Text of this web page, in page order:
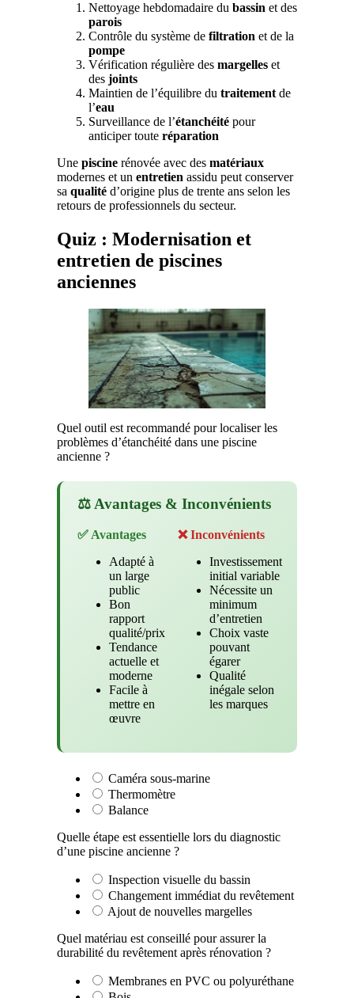
Nettoyage hebdomadaire du bassin et des
parois
Contrôle du système de filtration et de la
pompe
Vérification régulière des margelles et
des joints
Maintien de l’équilibre du traitement de
l’eau
Surveillance de l’étanchéité pour
anticiper toute réparation
Une piscine rénovée avec des matériaux
modernes et un entretien assidu peut conserver
sa qualité d’origine plus de trente ans selon les
retours de professionnels du secteur.
Quiz : Modernisation et
entretien de piscines
anciennes
Quel outil est recommandé pour localiser les
problèmes d’étanchéité dans une piscine
ancienne ?
⚖️ Avantages & Inconvénients
✅ Avantages
Adapté à
un large
public
Bon
rapport
qualité/prix
Tendance
actuelle et
moderne
Facile à
mettre en
œuvre
❌ Inconvénients
Investissement
initial variable
Nécessite un
minimum
d’entretien
Choix vaste
pouvant
égarer
Qualité
inégale selon
les marques
Caméra sous-marine
Thermomètre
Balance
Quelle étape est essentielle lors du diagnostic
d’une piscine ancienne ?
Inspection visuelle du bassin
Changement immédiat du revêtement
Ajout de nouvelles margelles
Quel matériau est conseillé pour assurer la
durabilité du revêtement après rénovation ?
Membranes en PVC ou polyuréthane